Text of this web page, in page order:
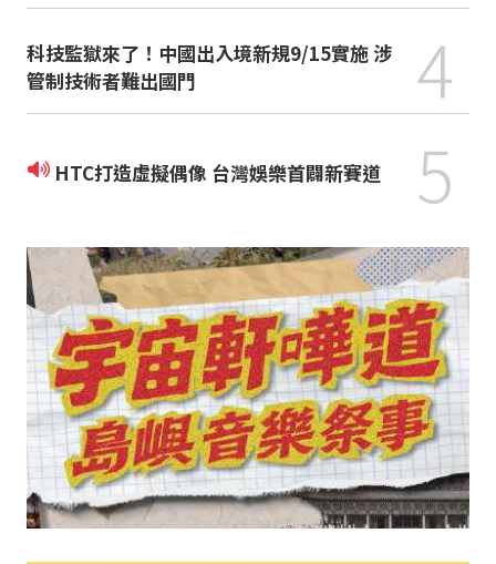
科技監獄來了！中國出入境新規9/15實施 涉
管制技術者難出國門
4
HTC打造虛擬偶像 台灣娛樂首闢新賽道 5